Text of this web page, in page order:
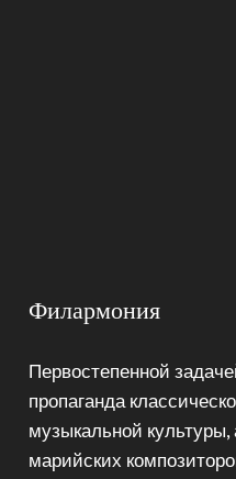
Филармония
Первостепенной
пропаганда
музыкальной
марийских